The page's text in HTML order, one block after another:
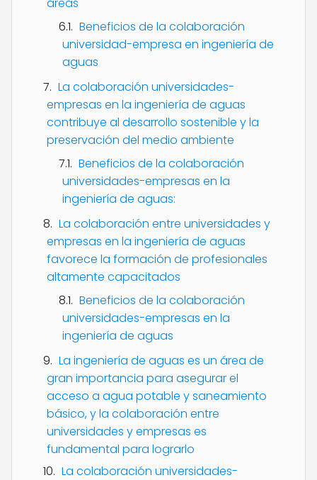
áreas
Beneficios de la colaboración
universidad-empresa en ingeniería de
aguas
La colaboración universidades-
empresas en la ingeniería de aguas
contribuye al desarrollo sostenible y la
preservación del medio ambiente
Beneficios de la colaboración
universidades-empresas en la
ingeniería de aguas:
La colaboración entre universidades y
empresas en la ingeniería de aguas
favorece la formación de profesionales
altamente capacitados
Beneficios de la colaboración
universidades-empresas en la
ingeniería de aguas
La ingeniería de aguas es un área de
gran importancia para asegurar el
acceso a agua potable y saneamiento
básico, y la colaboración entre
universidades y empresas es
fundamental para lograrlo
La colaboración universidades-